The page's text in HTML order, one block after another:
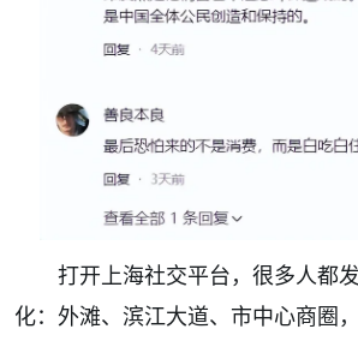
打开上海社交平台，很多人都
化：外滩、滨江大道、市中心商圈